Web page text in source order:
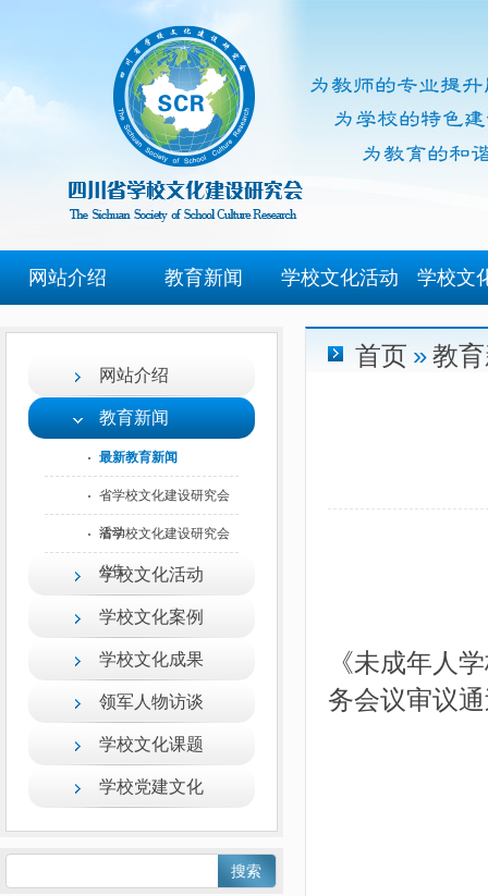
网站介绍 教育新闻 学校文化活动 学校文
网站介绍
教育新闻
最新教育新闻
省学校文化建设研究会
活动
省学校文化建设研究会
公告
学校文化活动
学校文化案例
学校文化成果
领军人物访谈
学校文化课题
学校党建文化
首页 »教
《未成年人
务会议审议